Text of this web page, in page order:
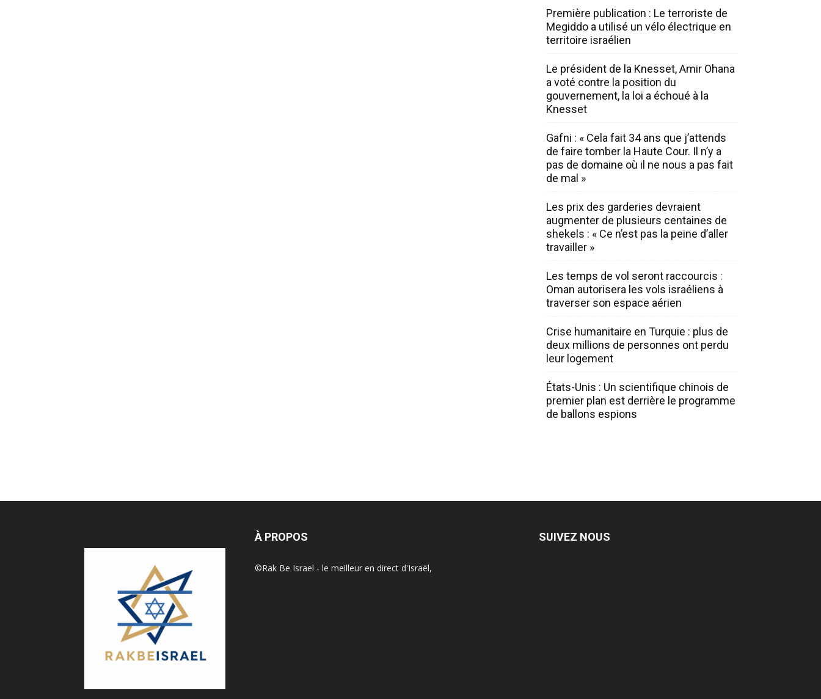
Première publication : Le terroriste de
Megiddo a utilisé un vélo électrique en
territoire israélien
Le président de la Knesset, Amir Ohana
a voté contre la position du
gouvernement, la loi a échoué à la
Knesset
Gafni : « Cela fait 34 ans que j’attends
de faire tomber la Haute Cour. Il n’y a
pas de domaine où il ne nous a pas fait
de mal »
Les prix des garderies devraient
augmenter de plusieurs centaines de
shekels : « Ce n’est pas la peine d’aller
travailler »
Les temps de vol seront raccourcis :
Oman autorisera les vols israéliens à
traverser son espace aérien
Crise humanitaire en Turquie : plus de
deux millions de personnes ont perdu
leur logement
États-Unis : Un scientifique chinois de
premier plan est derrière le programme
de ballons espions
À PROPOS
©Rak Be Israel - le meilleur en direct d'Israël,
SUIVEZ NOUS